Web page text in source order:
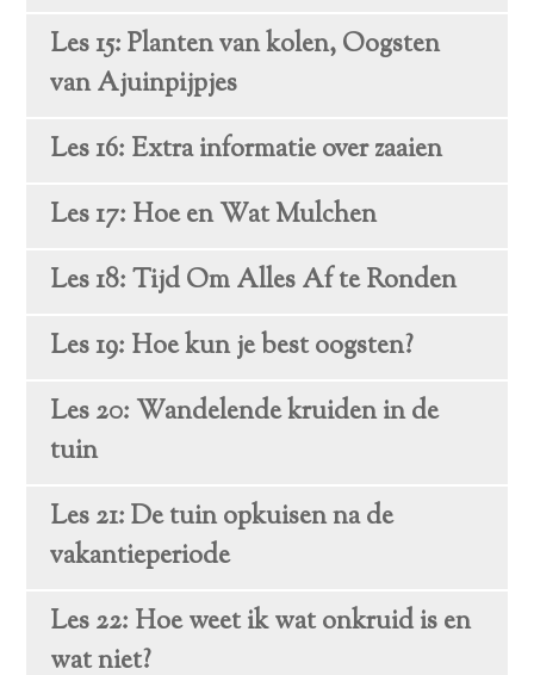
Les 15: Planten van kolen, Oogsten
van Ajuinpijpjes
Les 16: Extra informatie over zaaien
Les 17: Hoe en Wat Mulchen
Les 18: Tijd Om Alles Af te Ronden
Les 19: Hoe kun je best oogsten?
Les 20: Wandelende kruiden in de
tuin
Les 21: De tuin opkuisen na de
vakantieperiode
Les 22: Hoe weet ik wat onkruid is en
wat niet?